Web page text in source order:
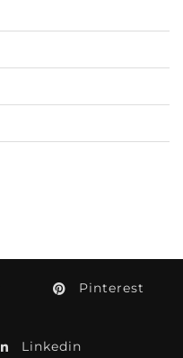
Pinterest
Linkedin